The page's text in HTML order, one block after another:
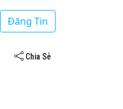
Đăng Tin
Chia Sẻ